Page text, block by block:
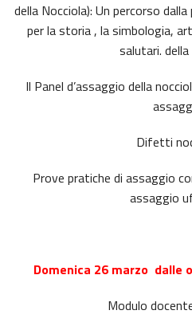
della Nocciola): Un percorso
per la storia , la simbologia,
salutari. della
Il Panel d’assaggio della
Difetti
Prove pratiche di assaggio
assaggio
Domenica 26 marzo dalle
Modulo